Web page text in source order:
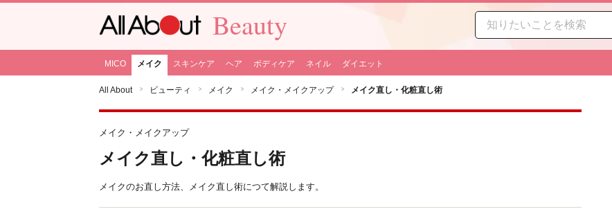
Beauty
MICO メイク スキンケア ヘア ボディケア ネイル ダイエット
All About ビューティ メイク メイク・メイクアップ メイク直し・化粧直し術
メイク・メイクアップ
メイク直し・化粧直し術
メイクのお直し方法、メイク直し術につて解説します。